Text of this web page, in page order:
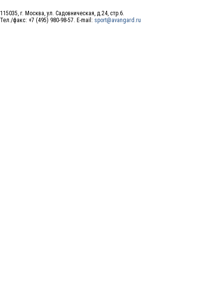
115035, г. Москва, ул. Садовническая, д.24, стр.6.
Тел./факс: +7 (495) 980-98-57. E-mail: sport@avangard.ru